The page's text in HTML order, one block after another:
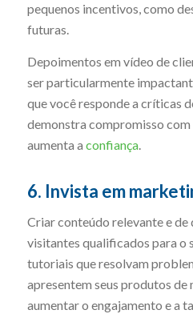
pequenos incentivos, como
futuras.
Depoimentos em vídeo de
ser particularmente
que você responde a críticas
demonstra compromisso
aumenta a confiança.
6. Invista em
Criar conteúdo relevante e
visitantes qualificados para o
tutoriais que resolvam
apresentem seus produtos
aumentar o engajamento e a